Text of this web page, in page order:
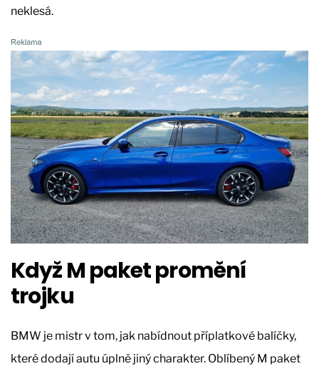
neklesá.
Když M paket promění
trojku
BMW je mistr v tom, jak nabídnout příplatkové balíčky,
které dodají autu úplně jiný charakter. Oblíbený M paket